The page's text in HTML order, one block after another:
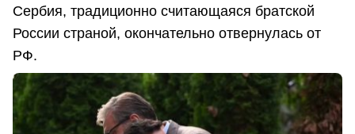
Сербия, традиционно считающаяся братской
России страной, окончательно отвернулась от
РФ.